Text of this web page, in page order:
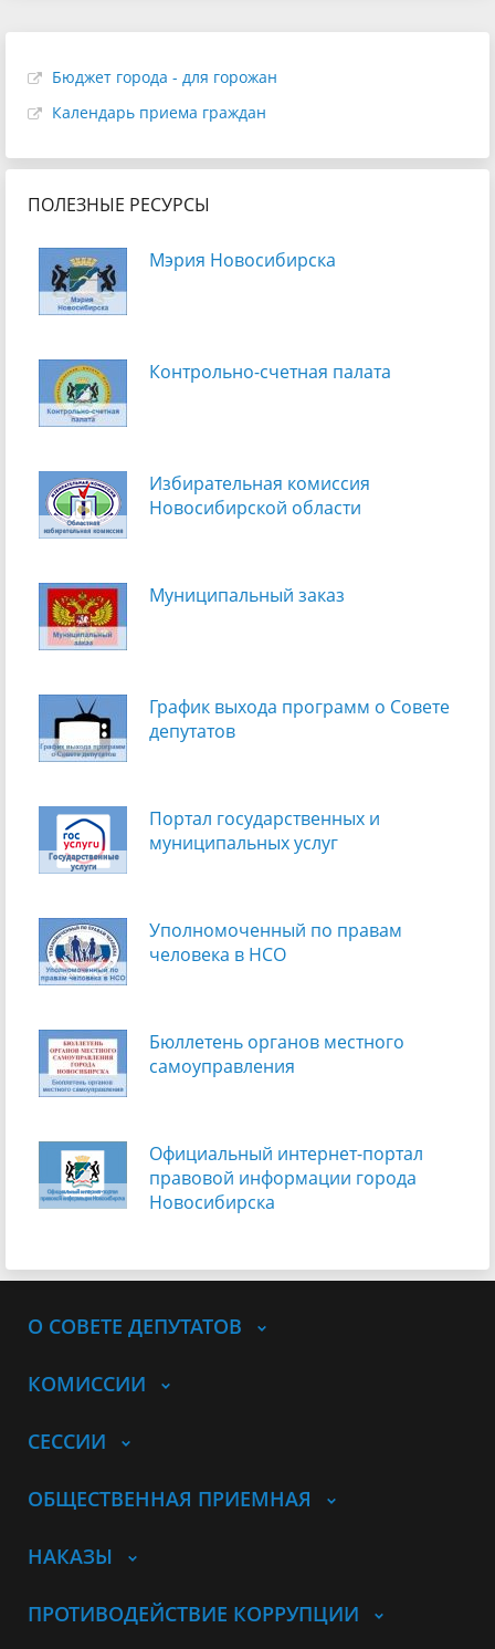
Бюджет города - для горожан
Календарь приема граждан
ПОЛЕЗНЫЕ РЕСУРСЫ
Мэрия Новосибирска
Контрольно-счетная палата
Избирательная комиссия
Новосибирской области
Муниципальный заказ
График выхода программ о Cовете
депутатов
Портал государственных и
муниципальных услуг
Уполномоченный по правам
человека в НСО
Бюллетень органов местного
самоуправления
Официальный интернет-портал
правовой информации города
Новосибирска
О СОВЕТЕ ДЕПУТАТОВ
КОМИССИИ
СЕССИИ
ОБЩЕСТВЕННАЯ ПРИЕМНАЯ
НАКАЗЫ
ПРОТИВОДЕЙСТВИЕ КОРРУПЦИИ